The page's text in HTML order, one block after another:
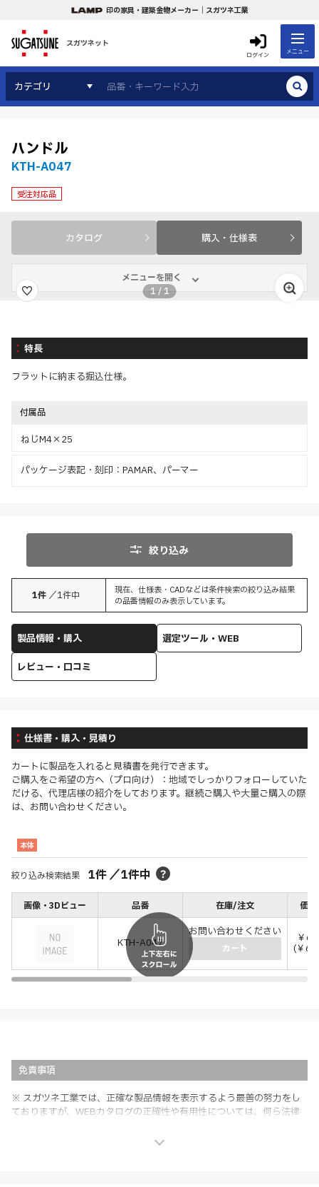
印の家具・建築金物メーカー｜スガツネ工業
スガツネット
ログイン メニュー
カテゴリ
ハンドル
KTH-A047
受注対応品
カタログ 購入・仕様表
メニューを開く
1 /1
特長
フラットに納まる掘込仕様。
付属品
ねじM4×25
パッケージ表記・刻印：PAMAR、パーマー
絞り込み
1件 ／1件中
現在、仕様表・CADなどは条件検索の絞り込み結果
の品番情報のみ表示しています。
製品情報・購入
選定ツール・WEB
レビュー・口コミ
仕様書・購入・見積り
カートに製品を入れると見積書を発行できます。
ご購入をご希望の方へ（プロ向け）：地域でしっかりフォローしていた
だける、代理店様の紹介をしております。継続ご購入や大量ご購入の際
は、お問い合わせください。
本体
絞り込み検索結果 1件／1件中
画像・3Dビュー 品番 在庫/注文 価
KTH-A047
お問い合わせください
カート
￥
(￥
免責事項
※ スガツネ工業では、正確な製品情報を表示するよう最善の努力をし
ておりますが、WEBカタログの正確性や有用性については、何ら法律